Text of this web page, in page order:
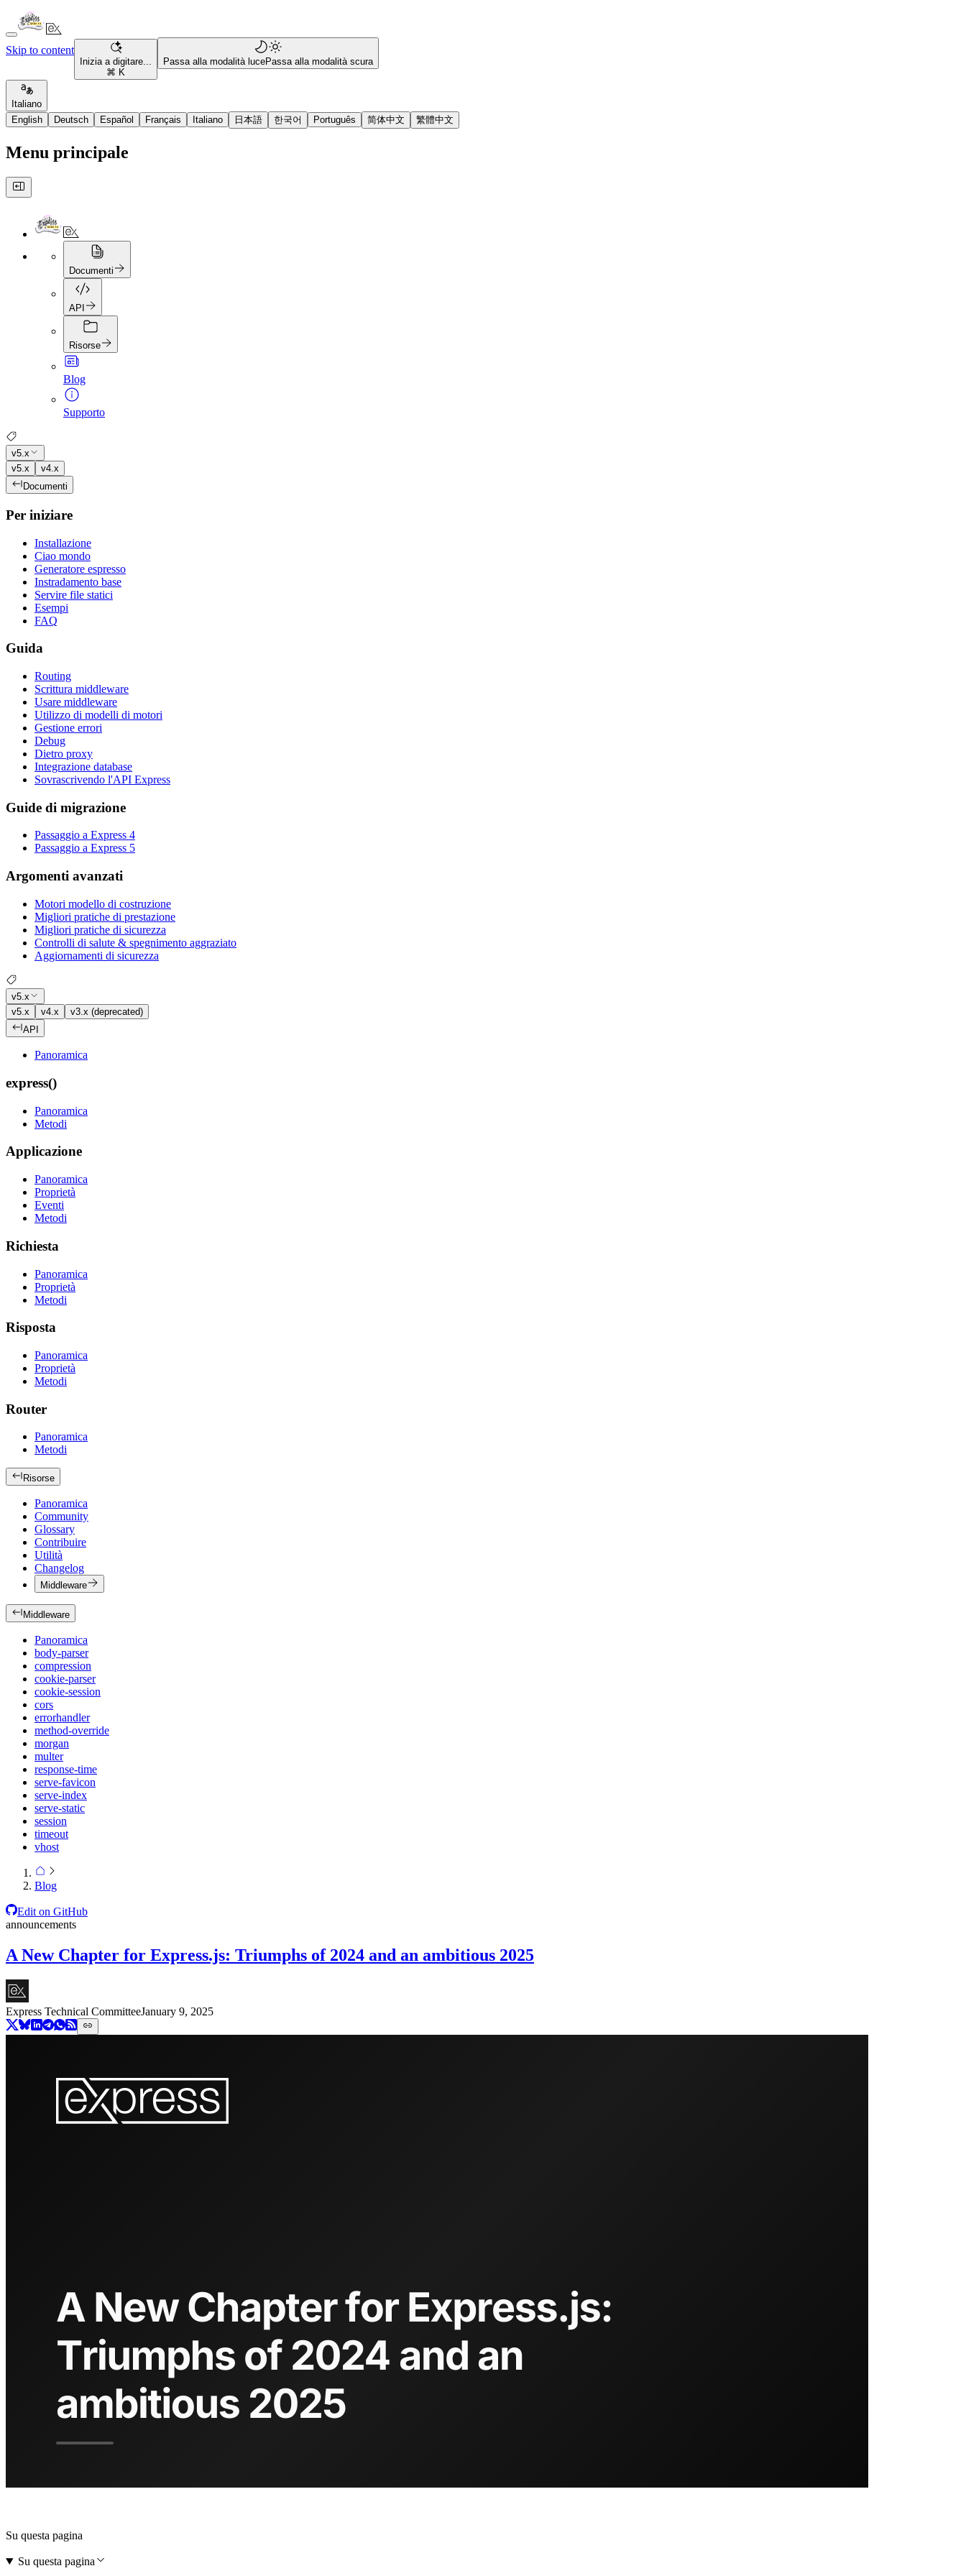
Skip to content
Inizia a digitare...
⌘ K
Passa alla modalità lucePassa alla modalità scura
Italiano
English
Deutsch Español Français Italiano 日本語 한국어 Português 简体中文 繁體中文
Menu principale
Documenti
API
Risorse
Blog
Supporto
v5.x
v5.x
v4.x
Documenti
Per iniziare
Installazione
Ciao mondo
Generatore espresso
Instradamento base
Servire file statici
Esempi
FAQ
Guida
Routing
Scrittura middleware
Usare middleware
Utilizzo di modelli di motori
Gestione errori
Debug
Dietro proxy
Integrazione database
Sovrascrivendo l'API Express
Guide di migrazione
Passaggio a Express 4
Passaggio a Express 5
Argomenti avanzati
Motori modello di costruzione
Migliori pratiche di prestazione
Migliori pratiche di sicurezza
Controlli di salute & spegnimento aggraziato
Aggiornamenti di sicurezza
v5.x
v5.x
v4.x
v3.x (deprecated)
API
Panoramica
express()
Panoramica
Metodi
Applicazione
Panoramica
Proprietà
Eventi
Metodi
Richiesta
Panoramica
Proprietà
Metodi
Risposta
Panoramica
Proprietà
Metodi
Router
Panoramica
Metodi
Risorse
Panoramica
Community
Glossary
Contribuire
Utilità
Changelog
Middleware
Middleware
Panoramica
body-parser
compression
cookie-parser
cookie-session
cors
errorhandler
method-override
morgan
multer
response-time
serve-favicon
serve-index
serve-static
session
timeout
vhost
Blog
Edit on GitHub
announcements
A New Chapter for Express.js: Triumphs of 2024 and an ambitious 2025
Express Technical CommitteeJanuary 9, 2025
Su questa pagina
Su questa pagina